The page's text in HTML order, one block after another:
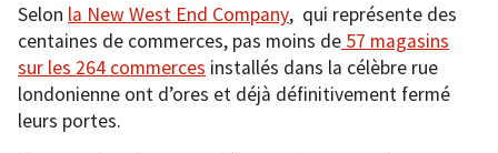
Selon la New West End Company, qui représente des
centaines de commerces, pas moins de 57 magasins
sur les 264 commerces installés dans la célèbre rue
londonienne ont d’ores et déjà définitivement fermé
leurs portes.